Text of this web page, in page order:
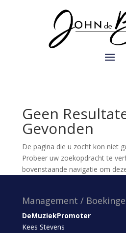
Geen
Gevonden
De pagina die u zocht kon niet
Probeer uw zoekopdracht te
bovenstaande navigatie om
Management /
DeMuziekPromoter
Kees Stevens